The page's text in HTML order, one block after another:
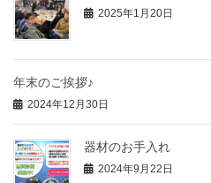
2025年1月20日
年末のご挨拶♪
2024年12月30日
器材のお手入れ
2024年9月22日